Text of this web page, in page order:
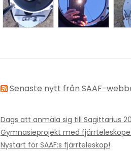
Senaste nytt från SAAF-
Dags att anmäla sig till Sagittarius
Gymnasieprojekt med
Nystart för SAAF:s fjärrteleskop!